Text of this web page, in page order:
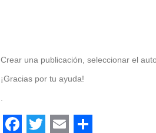
Crear una publicación, seleccionar el
¡Gracias por tu ayuda!
.